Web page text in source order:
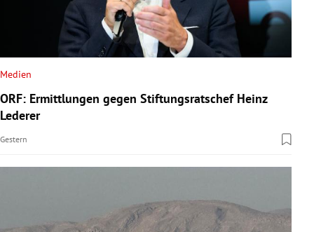
Medien
ORF: Ermittlungen gegen Stiftungsratschef Heinz
Lederer
Gestern